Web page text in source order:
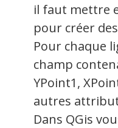
il faut mettre
pour créer
Pour chaque
champ
YPoint1,
autres
Dans QGis